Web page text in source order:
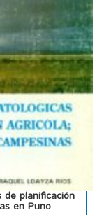
de planificación
en Puno